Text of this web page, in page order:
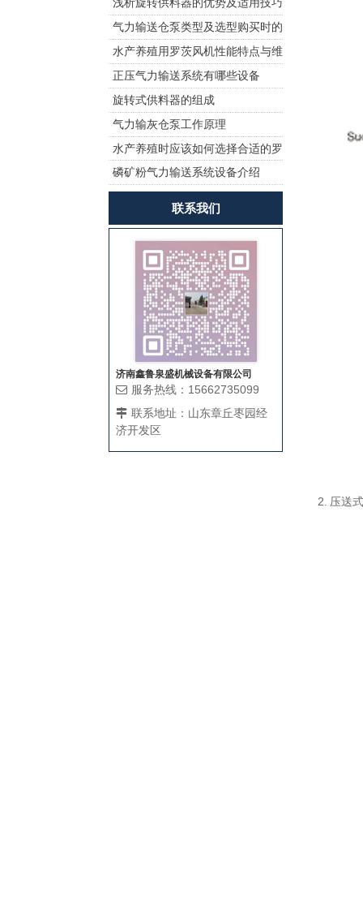
浅析旋转供料器的优势及适用技巧
气力输送仓泵类型及选型购买时的
注意事项!
水产养殖用罗茨风机性能特点与维
护保养
正压气力输送系统有哪些设备
旋转式供料器的组成
气力输灰仓泵工作原理
水产养殖时应该如何选择合适的罗
茨风机曝气增氧？
磷矿粉气力输送系统设备介绍
联系我们
济南鑫鲁泉盛机械设备有限公司
服务热线：15662735099
联系地址：山东章丘枣园经
济开发区
2. 压送